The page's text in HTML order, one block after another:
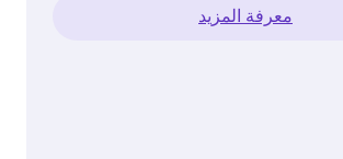
معرفة المزيد